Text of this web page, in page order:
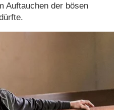
Auftauchen der bösen